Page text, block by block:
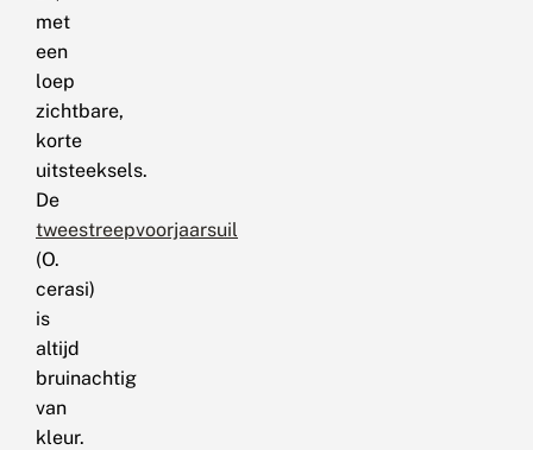
met
een
loep
zichtbare,
korte
uitsteeksels.
De
tweestreepvoorjaarsuil
(O.
cerasi)
is
altijd
bruinachtig
van
kleur.